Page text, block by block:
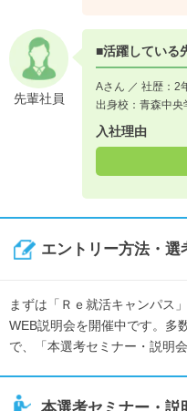
先輩社員
■活躍している
Aさん ／ 社歴：2
出身校：青森中
入社理由
エントリー方法・選
まずは「Ｒｅ就活キャンパス
WEB説明会を開催中です。多
で、「本選考セミナー・説明